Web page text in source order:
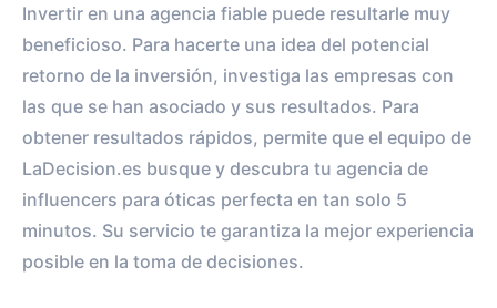
Invertir en una agencia fiable puede resultarle muy
beneficioso. Para hacerte una idea del potencial
retorno de la inversión, investiga las empresas con
las que se han asociado y sus resultados. Para
obtener resultados rápidos, permite que el equipo de
LaDecision.es busque y descubra tu agencia de
influencers para óticas perfecta en tan solo 5
minutos. Su servicio te garantiza la mejor experiencia
posible en la toma de decisiones.